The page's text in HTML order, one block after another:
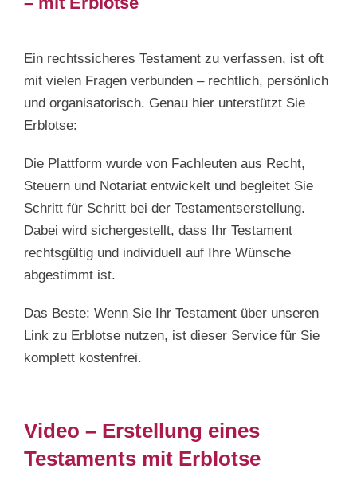
Ein rechtssicheres Testament zu verfassen, ist oft
mit vielen Fragen verbunden – rechtlich, persönlich
und organisatorisch. Genau hier unterstützt Sie
Erblotse:
Die Plattform wurde von Fachleuten aus Recht,
Steuern und Notariat entwickelt und begleitet Sie
Schritt für Schritt bei der Testamentserstellung.
Dabei wird sichergestellt, dass Ihr Testament
rechtsgültig und individuell auf Ihre Wünsche
abgestimmt ist.
Das Beste: Wenn Sie Ihr Testament über unseren
Link zu Erblotse nutzen, ist dieser Service für Sie
komplett kostenfrei.
Video – Erstellung eines
Testaments mit Erblotse